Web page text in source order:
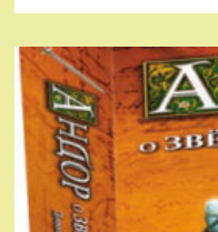
Настольная
игра
ZVEZDA
Фиксики:
Починялки
(ZV-